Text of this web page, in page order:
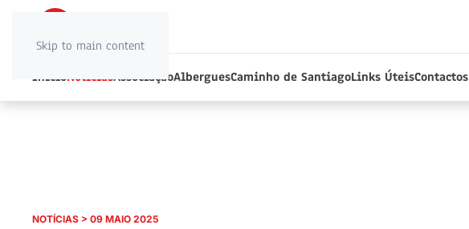
Skip to main content
InícioNotíciasAssociaçãoAlberguesCaminho de SantiagoLinks ÚteisContactos
NOTÍCIAS > 09 MAIO 2025